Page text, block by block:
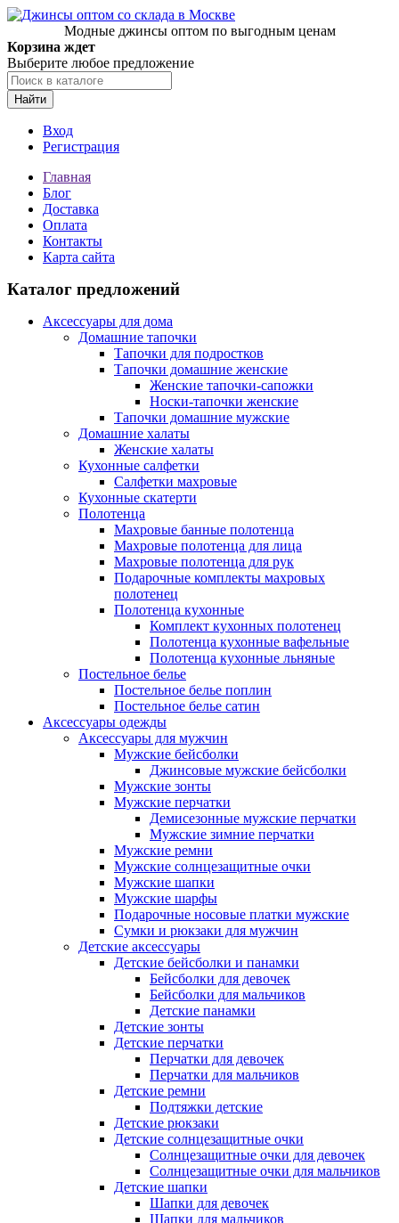
Модные джинсы оптом по выгодным ценам
Корзина ждет
Выберите любое предложение
Найти
Вход
Регистрация
Главная
Блог
Доставка
Оплата
Контакты
Карта сайта
Каталог предложений
Аксессуары для дома
Домашние тапочки
Тапочки для подростков
Тапочки домашние женские
Женские тапочки-сапожки
Носки-тапочки женские
Тапочки домашние мужские
Домашние халаты
Женские халаты
Кухонные салфетки
Салфетки махровые
Кухонные скатерти
Полотенца
Махровые банные полотенца
Махровые полотенца для лица
Махровые полотенца для рук
Подарочные комплекты махровых
полотенец
Полотенца кухонные
Комплект кухонных полотенец
Полотенца кухонные вафельные
Полотенца кухонные льняные
Постельное белье
Постельное белье поплин
Постельное белье сатин
Аксессуары одежды
Аксессуары для мужчин
Мужские бейсболки
Джинсовые мужские бейсболки
Мужские зонты
Мужские перчатки
Демисезонные мужские перчатки
Мужские зимние перчатки
Мужские ремни
Мужские солнцезащитные очки
Мужские шапки
Мужские шарфы
Подарочные носовые платки мужские
Сумки и рюкзаки для мужчин
Детские аксессуары
Детские бейсболки и панамки
Бейсболки для девочек
Бейсболки для мальчиков
Детские панамки
Детские зонты
Детские перчатки
Перчатки для девочек
Перчатки для мальчиков
Детские ремни
Подтяжки детские
Детские рюкзаки
Детские солнцезащитные очки
Солнцезащитные очки для девочек
Солнцезащитные очки для мальчиков
Детские шапки
Шапки для девочек
Шапки для мальчиков